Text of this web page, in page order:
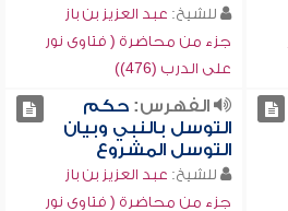
للشيخ: عبد العزيز بن باز
جزء من محاضرة ( فتاوى نور
على الدرب (476))
الفهرس:حكم
التوسل بالنبي وبيان
التوسل المشروع
للشيخ: عبد العزيز بن باز
جزء من محاضرة ( فتاوى نور